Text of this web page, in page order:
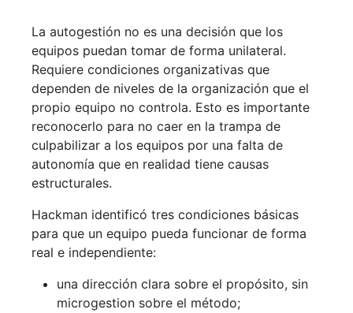
La autogestión no es una decisión que los
equipos puedan tomar de forma unilateral.
Requiere condiciones organizativas que
dependen de niveles de la organización que el
propio equipo no controla. Esto es importante
reconocerlo para no caer en la trampa de
culpabilizar a los equipos por una falta de
autonomía que en realidad tiene causas
estructurales.
Hackman identificó tres condiciones básicas
para que un equipo pueda funcionar de forma
real e independiente:
una dirección clara sobre el propósito, sin
microgestion sobre el método;